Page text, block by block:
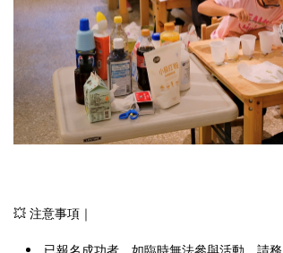
💥 注意事項｜